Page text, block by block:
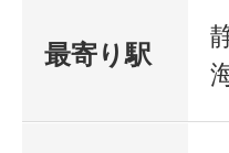
最寄り駅